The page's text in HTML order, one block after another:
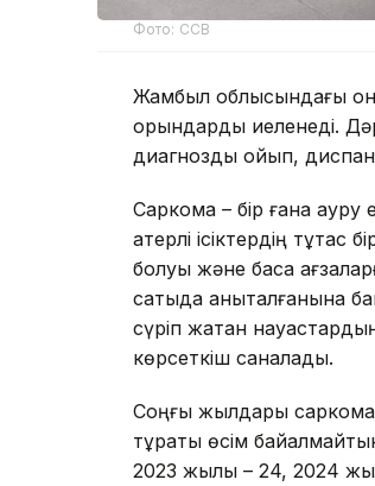
Фото: ССВ
Жамбыл облысындағы
орындарды иеленеді.
диагнозды қойып,
Саркома – бір ғана ауру
қатерлі ісіктердің
болуы және басқа
сатыда анықталғанына
сүріп жатқан
көрсеткіш саналады.
Соңғы жылдары
тұрақты өсім
2023 жылы – 24, 2024